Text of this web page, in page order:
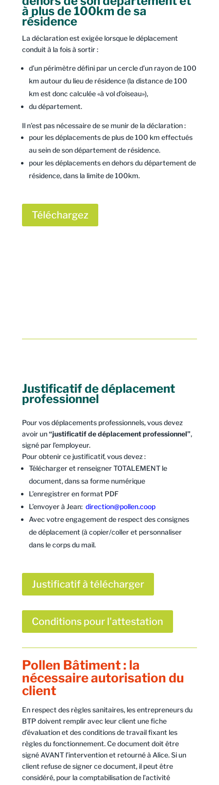
à plus de 100km de sa
résidence
La déclaration est exigée lorsque le déplacement
conduit à la fois à sortir :
d’un périmètre défini par un cercle d’un rayon de 100
km autour du lieu de résidence (la distance de 100
km est donc calculée «à vol d’oiseau»),
du département.
Il n’est pas nécessaire de se munir de la déclaration :
pour les déplacements de plus de 100 km effectués
au sein de son département de résidence.
pour les déplacements en dehors du département de
résidence, dans la limite de 100km.
Téléchargez
Justificatif de déplacement
professionnel
Pour vos déplacements professionnels, vous devez
avoir un“justificatif de déplacement professionnel”,
signé par l’employeur.
Pour obtenir ce justificatif, vous devez :
Télécharger et renseigner TOTALEMENT le
document, dans sa forme numérique
L’enregistrer en format PDF
L’envoyer à Jean: direction@pollen.coop
Avec votre engagement de respect des consignes
de déplacement (à copier/coller et personnaliser
dans le corps du mail.
Justificatif à télécharger
Conditions pour l'attestation
Pollen Bâtiment : la
nécessaire autorisation du
client
En respect des règles sanitaires, les entrepreneurs du
BTP doivent remplir avec leur client une fiche
d’évaluation et des conditions de travail fixant les
règles du fonctionnement. Ce document doit être
signé AVANT l’intervention et retourné à Alice. Si un
client refuse de signer ce document, il peut être
considéré, pour la comptabilisation de l’activité